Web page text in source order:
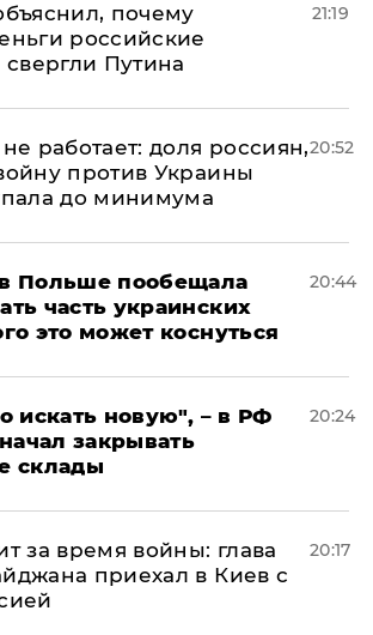
почему
российские
Путина
21:19
работает: доля россиян,
против Украины
до минимума
20:52
Польше пообещала
часть украинских
это может коснуться
20:44
искать новую", – в РФ
закрывать
склады
20:24
за время войны: глава
приехал в Киев с
20:17